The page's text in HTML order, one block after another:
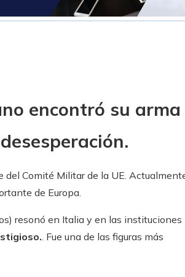
encontró su arma
Comité Militar de la UE.
de Europa.
resonó en Italia y en las instituciones
. Fue una de las figuras más